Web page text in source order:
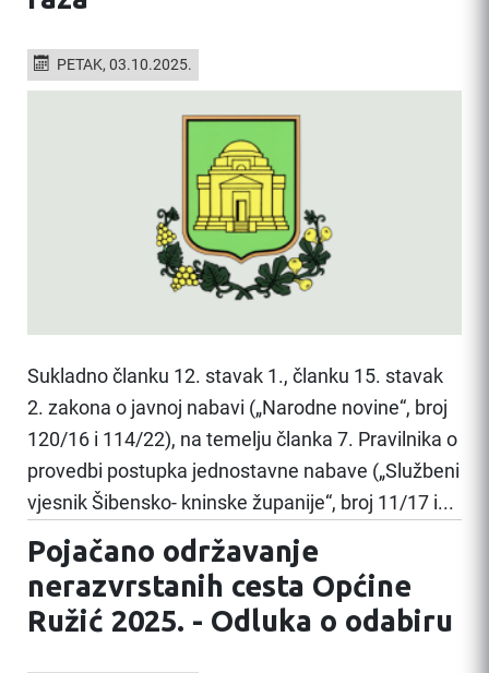
PETAK, 03.10.2025.
Sukladno članku 12. stavak 1., članku 15. stavak
2. zakona o javnoj nabavi („Narodne novine“, broj
120/16 i 114/22), na temelju članka 7. Pravilnika o
provedbi postupka jednostavne nabave („Službeni
vjesnik Šibensko- kninske županije“, broj 11/17 i...
Pojačano održavanje
nerazvrstanih cesta Općine
Ružić 2025. - Odluka o odabiru